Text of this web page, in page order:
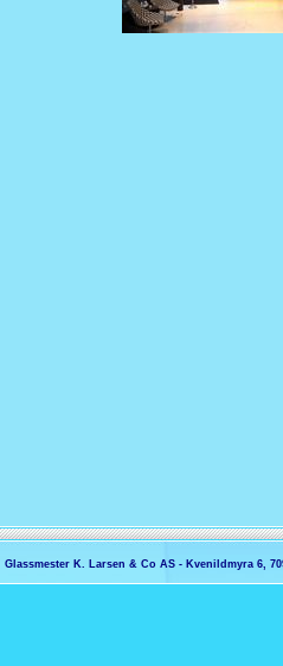
Glassmester K. Larsen & Co AS - Kvenildmyra 6,